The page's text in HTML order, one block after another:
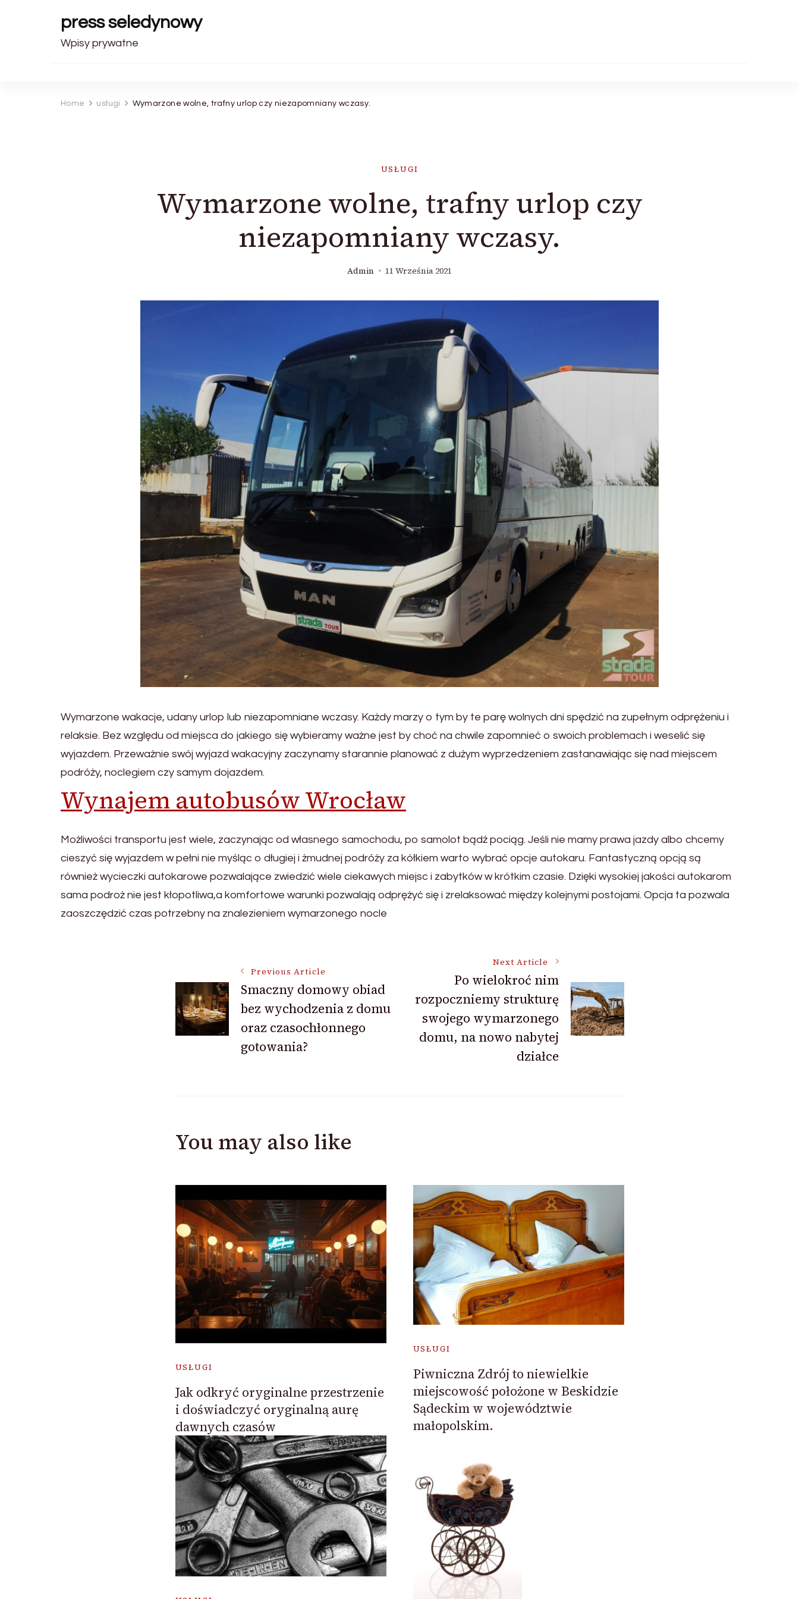
press seledynowy
Wpisy prywatne
Home usługi Wymarzone wolne, trafny urlop czy niezapomniany wczasy.
USŁUGI
Wymarzone wolne, trafny urlop czy
niezapomniany wczasy.
Admin 11 Września 2021
Wymarzone wakacje, udany urlop lub niezapomniane wczasy. Każdy marzy o tym by te parę wolnych dni spędzić na zupełnym odprężeniu i
relaksie. Bez względu od miejsca do jakiego się wybieramy ważne jest by choć na chwile zapomnieć o swoich problemach i weselić się
wyjazdem. Przeważnie swój wyjazd wakacyjny zaczynamy starannie planować z dużym wyprzedzeniem zastanawiając się nad miejscem
podróży, noclegiem czy samym dojazdem.
Wynajem autobusów Wrocław
Możliwości transportu jest wiele, zaczynając od własnego samochodu, po samolot bądź pociąg. Jeśli nie mamy prawa jazdy albo chcemy
cieszyć się wyjazdem w pełni nie myśląc o długiej i żmudnej podróży za kółkiem warto wybrać opcje autokaru. Fantastyczną opcją są
również wycieczki autokarowe pozwalające zwiedzić wiele ciekawych miejsc i zabytków w krótkim czasie. Dzięki wysokiej jakości autokarom
sama podroż nie jest kłopotliwa,a komfortowe warunki pozwalają odprężyć się i zrelaksować między kolejnymi postojami. Opcja ta pozwala
zaoszczędzić czas potrzebny na znalezieniem wymarzonego nocle
Navigation
Previous Article
Smaczny domowy obiad
bez wychodzenia z domu
oraz czasochłonnego
gotowania?
Next Article
Po wielokroć nim
rozpoczniemy strukturę
swojego wymarzonego
domu, na nowo nabytej
działce
You may also like
USŁUGI
Jak odkryć oryginalne przestrzenie
i doświadczyć oryginalną aurę
dawnych czasów
USŁUGI
Piwniczna Zdrój to niewielkie
miejscowość położone w Beskidzie
Sądeckim w województwie
małopolskim.